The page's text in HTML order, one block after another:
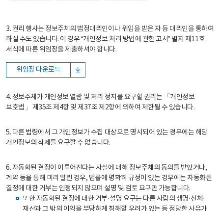
3. 권리 행사는 정보주체의 법정대리인이나 위임을 받은 자 등 대리인을 통하여
하실 수도 있습니다. 이 경우 “개인정보 처리 방법에 관한 고시” 별지 제11호
서식에 따른 위임장을 제출하셔야 합니다.
위임장 다운로드
4. 정보주체가 개인정보 열람 및 처리 정지를 요구할 권리는 「개인정보
보호법」 제35조 제4항 및 제37조 제2항에 의하여 제한될 수 있습니다.
5. 다른 법령에서 그 개인정보가 수집 대상으로 명시되어 있는 경우에는 해당
개인정보의 삭제를 요구할 수 없습니다.
6. 자동화된 결정이 이루어진다는 사실에 대해 정보주체의 동의를 받았거나,
계약 등을 통해 미리 알린 경우, 법률에 명확히 규정이 있는 경우에는 자동화된
결정에 대한 거부는 인정되지 않으며 설명 및 검토 요구만 가능합니다.
또한 자동화된 결정에 대한 거부·설명 요구는 다른 사람의 생명·신체·
재산과 그 밖의 이익을 부당하게 침해할 우려가 있는 등 정당한 사유가